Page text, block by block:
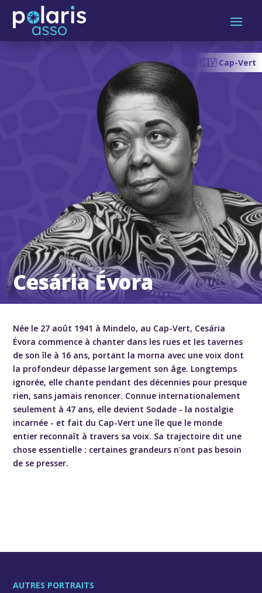
🇨🇻 Cap-Vert
Cesária Évora
Née le 27 août 1941 à Mindelo, au Cap-Vert, Cesária
Évora commence à chanter dans les rues et les tavernes
de son île à 16 ans, portant la morna avec une voix dont
la profondeur dépasse largement son âge. Longtemps
ignorée, elle chante pendant des décennies pour presque
rien, sans jamais renoncer. Connue internationalement
seulement à 47 ans, elle devient Sodade - la nostalgie
incarnée - et fait du Cap-Vert une île que le monde
entier reconnaît à travers sa voix. Sa trajectoire dit une
chose essentielle : certaines grandeurs n'ont pas besoin
de se presser.
AUTRES PORTRAITS